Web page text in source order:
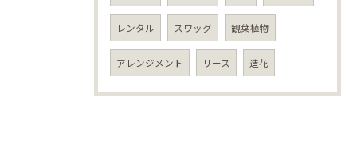
レンタル スワッグ 観葉植物
アレンジメント リース 造花